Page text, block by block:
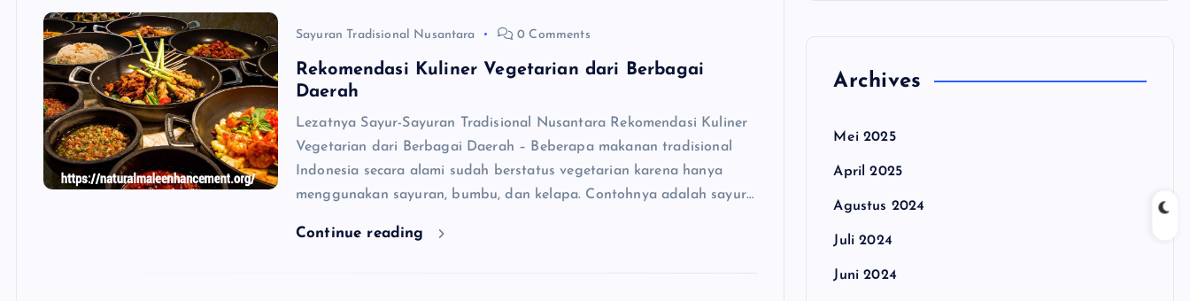
Sayuran Tradisional Nusantara 0 Comments
Rekomendasi Kuliner Vegetarian dari Berbagai
Daerah
Lezatnya Sayur-Sayuran Tradisional Nusantara Rekomendasi Kuliner
Vegetarian dari Berbagai Daerah – Beberapa makanan tradisional
Indonesia secara alami sudah berstatus vegetarian karena hanya
menggunakan sayuran, bumbu, dan kelapa. Contohnya adalah sayur…
Continue reading
Archives
Mei 2025
April 2025
Agustus 2024
Juli 2024
Juni 2024